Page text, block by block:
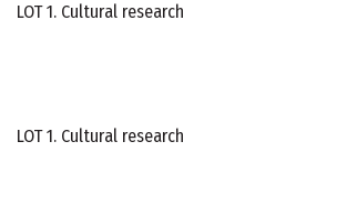
LOT 1. Cultural research
LOT 1. Cultural research